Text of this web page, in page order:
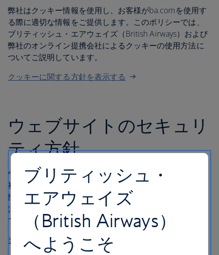
弊社はクッキー情報を使用し、お客様がba.comを使用す
る際に適切な情報をご提供します。このポリシーでは、
ブリティッシュ・エアウェイズ（British Airways）および
弊社のオンライン提携会社によるクッキーの使用方法に
ついてご説明しています。
クッキーに関する方針を表示する
ウェブサイトのセキュリ
ティ方針
ウェブサイトのセキュリティは重要であり、お客様が弊
社と取引をされる際、弊社はお客様のクレジットカード
情報やその他の個人情報の安全性を確保します。これに
は、「フィッシング」に関する説明と、ご予約に関連し
て弊社がお聞きする情報が含まれます。
当社ウェブサイトのセキュリティ方針を表示する
ブリティッシュ・
エアウェイズ
（British Airways）
へようこそ